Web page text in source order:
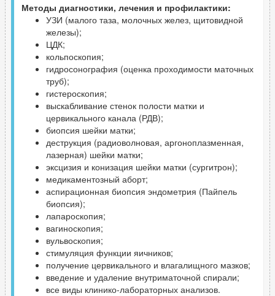
Методы диагностики, лечения и профилактики:
УЗИ (малого таза, молочных желез, щитовидной
железы);
ЦДК;
кольпоскопия;
гидросонография (оценка проходимости маточных
труб);
гистероскопия;
выскабливание стенок полости матки и
цервикального канала (РДВ);
биопсия шейки матки;
деструкция (радиоволновая, аргоноплазменная,
лазерная) шейки матки;
эксцизия и конизация шейки матки (сургитрон);
медикаментозный аборт;
аспирационная биопсия эндометрия (Пайпель
биопсия);
лапароскопия;
вагиноскопия;
вульвоскопия;
стимуляция функции яичников;
получение цервикального и влагалищного мазков;
введение и удаление внутриматочной спирали;
все виды клинико-лабораторных анализов.